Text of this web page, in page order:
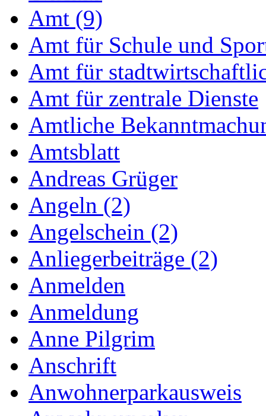
Amt (9)
Amt für Schule und
Amt für
Amt für zentrale Dienste
Amtliche
Amtsblatt
Andreas Grüger
Angeln (2)
Angelschein (2)
Anliegerbeiträge (2)
Anmelden
Anmeldung
Anne Pilgrim
Anschrift
Anwohnerparkausweis